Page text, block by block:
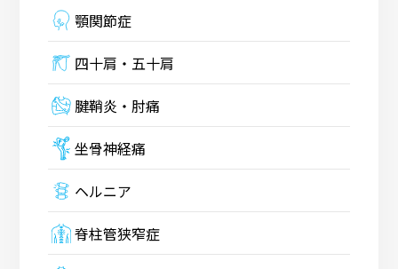
顎関節症
四十肩・五十肩
腱鞘炎・肘痛
坐骨神経痛
ヘルニア
脊柱管狭窄症